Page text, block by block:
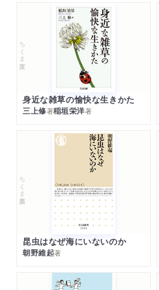
ちくま文庫
身近な雑草の愉快な生きかた
三上修著稲垣栄洋著
ちくま新書
昆虫はなぜ海にいないのか
朝野維起著